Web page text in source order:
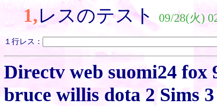
1,レスのテスト 09/28(火)
１行レス：
Directv web suomi24 fox
bruce willis dota 2 Sims